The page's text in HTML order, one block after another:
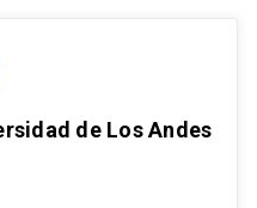
de Los Andes